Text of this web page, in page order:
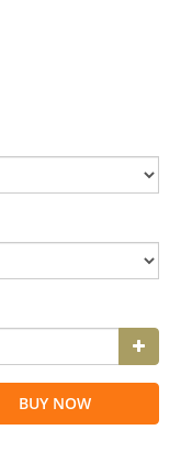
BUY NOW